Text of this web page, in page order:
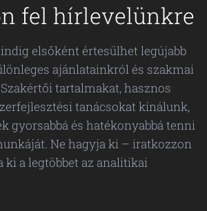
fel hírlevelünkre
elsőként értesülhet legújabb
ajánlatainkról és szakmai
tartalmakat, hasznos
tanácsokat kínálunk,
gyorsabbá és hatékonyabbá tenni
Ne hagyja ki – iratkozzon
ki a legtöbbet az analitikai